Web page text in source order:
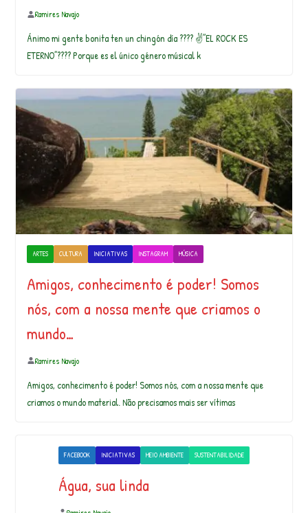
Ramires Navajo
Ánimo mi gente bonita ten un chingón día ???? ✌️”EL ROCK ES
ETERNO”???? Porque es el único género músical k
ARTES CULTURA INICIATIVAS INSTAGRAM MÚSICA
Amigos, conhecimento é poder! Somos
nós, com a nossa mente que criamos o
mundo…
Ramires Navajo
Amigos, conhecimento é poder! Somos nós, com a nossa mente que
criamos o mundo material. Não precisamos mais ser vítimas
FACEBOOK INICIATIVAS MEIO AMBIENTE SUSTENTABILIDADE
Água, sua linda